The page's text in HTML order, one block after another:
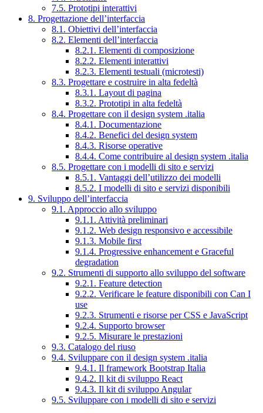
7.5. Prototipi interattivi
8. Progettazione dell’interfaccia
8.1. Obiettivi dell’interfaccia
8.2. Elementi dell’interfaccia
8.2.1. Elementi di composizione
8.2.2. Elementi interattivi
8.2.3. Elementi testuali (microtesti)
8.3. Progettare e costruire in alta fedeltà
8.3.1. Layout di pagina
8.3.2. Prototipi in alta fedeltà
8.4. Progettare con il design system .italia
8.4.1. Documentazione
8.4.2. Benefici del design system
8.4.3. Risorse operative
8.4.4. Come contribuire al design system .italia
8.5. Progettare con i modelli di sito e servizi
8.5.1. Vantaggi dell’utilizzo dei modelli
8.5.2. I modelli di sito e servizi disponibili
9. Sviluppo dell’interfaccia
9.1. Approccio allo sviluppo
9.1.1. Attività preliminari
9.1.2. Web design responsivo e accessibile
9.1.3. Mobile first
9.1.4. Progressive enhancement e Graceful
degradation
9.2. Strumenti di supporto allo sviluppo del software
9.2.1. Feature detection
9.2.2. Verificare le feature disponibili con Can I
use
9.2.3. Strumenti e risorse per CSS e JavaScript
9.2.4. Supporto browser
9.2.5. Misurare le prestazioni
9.3. Catalogo del riuso
9.4. Sviluppare con il design system .italia
9.4.1. Il framework Bootstrap Italia
9.4.2. Il kit di sviluppo React
9.4.3. Il kit di sviluppo Angular
9.5. Sviluppare con i modelli di sito e servizi